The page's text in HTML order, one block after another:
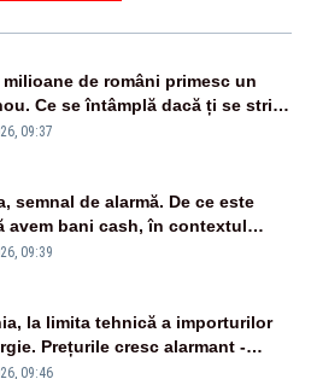
milioane de români primesc un
Ce se întâmplă dacă ți se strică
09:37
semnal de alarmă. De ce este
avem bani cash, în contextul
09:39
la limita tehnică a importurilor
Prețurile cresc alarmant -
Realitatea Plus
09:46